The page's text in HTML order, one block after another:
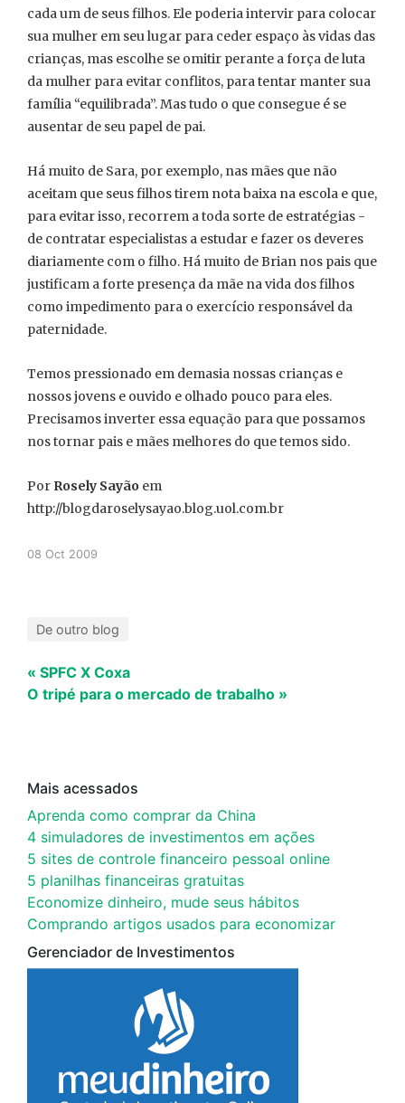
cada um de seus filhos. Ele poderia intervir para colocar
sua mulher em seu lugar para ceder espaço às vidas das
crianças, mas escolhe se omitir perante a força de luta
da mulher para evitar conflitos, para tentar manter sua
família “equilibrada”. Mas tudo o que consegue é se
ausentar de seu papel de pai.
Há muito de Sara, por exemplo, nas mães que não
aceitam que seus filhos tirem nota baixa na escola e que,
para evitar isso, recorrem a toda sorte de estratégias -
de contratar especialistas a estudar e fazer os deveres
diariamente com o filho. Há muito de Brian nos pais que
justificam a forte presença da mãe na vida dos filhos
como impedimento para o exercício responsável da
paternidade.
Temos pressionado em demasia nossas crianças e
nossos jovens e ouvido e olhado pouco para eles.
Precisamos inverter essa equação para que possamos
nos tornar pais e mães melhores do que temos sido.
Por Rosely Sayão em
http://blogdaroselysayao.blog.uol.com.br
08 Oct 2009
De outro blog
« SPFC X Coxa
O tripé para o mercado de trabalho »
Mais acessados
Aprenda como comprar da China
4 simuladores de investimentos em ações
5 sites de controle financeiro pessoal online
5 planilhas financeiras gratuitas
Economize dinheiro, mude seus hábitos
Comprando artigos usados para economizar
Gerenciador de Investimentos